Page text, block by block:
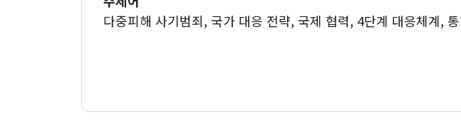
다중피해 사기범죄, 국가 대응 전략, 국제 협력, 4단계 대응체계,